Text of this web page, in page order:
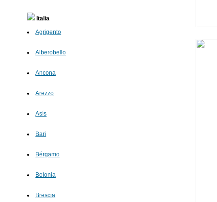
Italia
Agrigento
Alberobello
Ancona
Arezzo
Asís
Bari
Bérgamo
Bolonia
Brescia